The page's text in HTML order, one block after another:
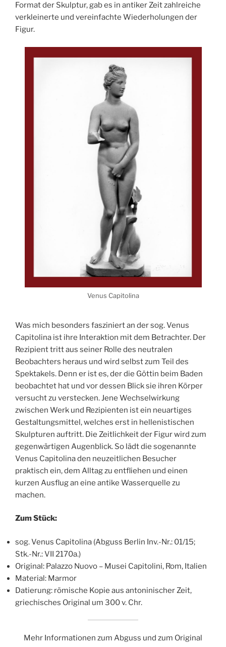
Format der Skulptur, gab es in antiker Zeit zahlreiche
verkleinerte und vereinfachte Wiederholungen der
Figur.
Venus Capitolina
Was mich besonders fasziniert an der sog. Venus
Capitolina ist ihre Interaktion mit dem Betrachter. Der
Rezipient tritt aus seiner Rolle des neutralen
Beobachters heraus und wird selbst zum Teil des
Spektakels. Denn er ist es, der die Göttin beim Baden
beobachtet hat und vor dessen Blick sie ihren Körper
versucht zu verstecken. Jene Wechselwirkung
zwischen Werk und Rezipienten ist ein neuartiges
Gestaltungsmittel, welches erst in hellenistischen
Skulpturen auftritt. Die Zeitlichkeit der Figur wird zum
gegenwärtigen Augenblick. So lädt die sogenannte
Venus Capitolina den neuzeitlichen Besucher
praktisch ein, dem Alltag zu entfliehen und einen
kurzen Ausflug an eine antike Wasserquelle zu
machen.
Zum Stück:
sog. Venus Capitolina (Abguss Berlin Inv.-Nr.: 01/15;
Stk.-Nr.: VII 2170a.)
Original: Palazzo Nuovo – Musei Capitolini, Rom, Italien
Material: Marmor
Datierung: römische Kopie aus antoninischer Zeit,
griechisches Original um 300 v. Chr.
Mehr Informationen zum Abguss und zum Original